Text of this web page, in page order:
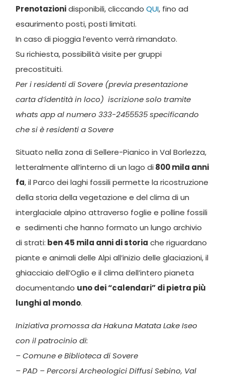
Prenotazionidisponibili, cliccandoQUI, fino ad
esaurimento posti, posti limitati.
In caso di pioggia l’evento verrà rimandato.
Su richiesta, possibilità visite per gruppi
precostituiti.
Per i residenti di Sovere (previa presentazione
carta d’identità in loco) iscrizione solo tramite
whats app al numero 333-2455535 specificando
che si è residenti a Sovere
Situato nella zona di Sellere-Pianico in Val Borlezza,
letteralmente all’interno di un lago di 800 mila anni
fa, il Parco dei laghi fossili permette la ricostruzione
della storia della vegetazione e del clima di un
interglaciale alpino attraverso foglie e polline fossili
e sedimenti che hanno formato un lungo archivio
di strati: ben 45 mila anni di storia che riguardano
piante e animali delle Alpi all’inizio delle glaciazioni, il
ghiacciaio dell’Oglio e il clima dell’intero pianeta
documentando uno dei “calendari” di pietra più
lunghi al mondo.
Iniziativa promossa da Hakuna Matata Lake Iseo
con il patrocinio di:
– Comune e Biblioteca di Sovere
– PAD – Percorsi Archeologici Diffusi Sebino, Val